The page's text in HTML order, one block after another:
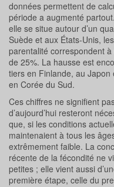
données permettent de
période a augmenté
elle se situe autour d’un
Suède et aux États-Unis,
parentalité correspondent
de 25%. La hausse est
tiers en Finlande, au
en Corée du Sud.
Ces chiffres ne signifient
d’aujourd’hui resteront
que, si les conditions
maintenaient à tous les
extrêmement faible. La
récente de la fécondité ne
petites ; elle vient aussi
première étape, celle du